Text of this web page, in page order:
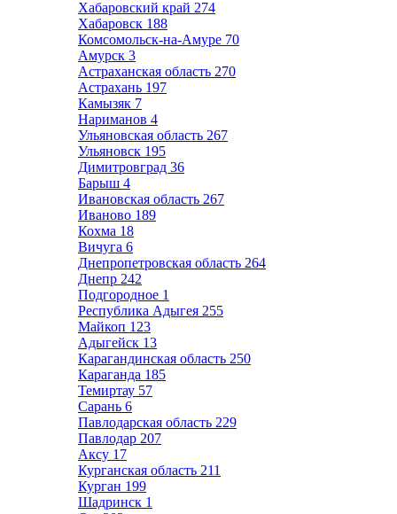
Хабаровский край 274
Хабаровск 188
Комсомольск-на-Амуре 70
Амурск 3
Астраханская область 270
Астрахань 197
Камызяк 7
Нариманов 4
Ульяновская область 267
Ульяновск 195
Димитровград 36
Барыш 4
Ивановская область 267
Иваново 189
Кохма 18
Вичуга 6
Днепропетровская область 264
Днепр 242
Подгородное 1
Республика Адыгея 255
Майкоп 123
Адыгейск 13
Карагандинская область 250
Караганда 185
Темиртау 57
Сарань 6
Павлодарская область 229
Павлодар 207
Аксу 17
Курганская область 211
Курган 199
Шадринск 1